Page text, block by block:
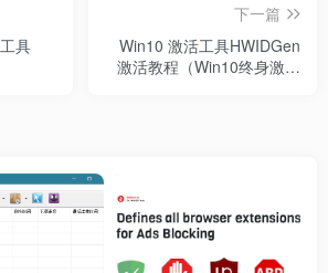
具
下一篇
Win10 激活工具HWIDGen
激活教程（Win10终身激活